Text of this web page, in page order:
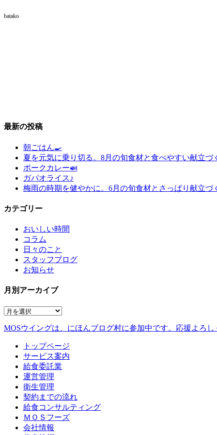
batako
最新の投稿
朝ごはん🍳
夏を元気に乗り切る。8月の旬食材と食べやすい献立づ
ポークカレー🍛
ガパオライス♪
梅雨の時期を健やかに。6月の旬食材とさっぱり献立づ
カテゴリー
おいしい時間
コラム
日々のこと
スタッフブログ
お知らせ
月別アーカイブ
MOSウイングは、にほんブログ村に参加中です。 応援よろし
トップページ
サービス案内
給食委託業
運営管理
衛生管理
契約までの流れ
給食コンサルティング
ＭＯＳフーズ
会社情報